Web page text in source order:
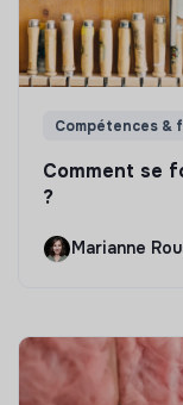
Compétences &
Comment se
?
Marianne